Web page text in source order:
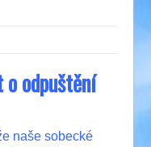
odpuštění
naše sobecké